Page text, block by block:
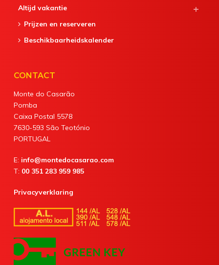
Altijd vakantie
Prijzen en reserveren
Beschikbaarheidskalender
CONTACT
Monte do Casarão
Pomba
Caixa Postal 5578
7630-593 São Teotónio
PORTUGAL
E: info@montedocasarao.com
T: 00 351 283 959 985
Privacyverklaring